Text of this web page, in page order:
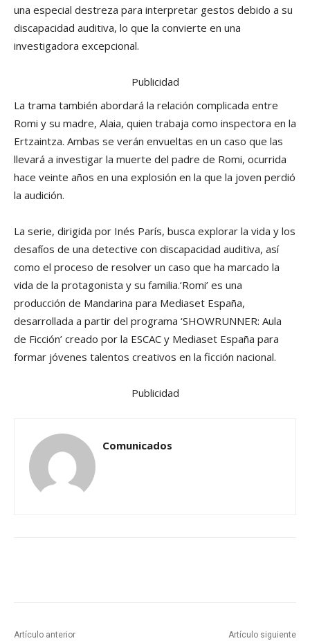
una especial destreza para interpretar gestos debido a su
discapacidad auditiva, lo que la convierte en una
investigadora excepcional.
Publicidad
La trama también abordará la relación complicada entre
Romi y su madre, Alaia, quien trabaja como inspectora en la
Ertzaintza. Ambas se verán envueltas en un caso que las
llevará a investigar la muerte del padre de Romi, ocurrida
hace veinte años en una explosión en la que la joven perdió
la audición.
La serie, dirigida por Inés París, busca explorar la vida y los
desafíos de una detective con discapacidad auditiva, así
como el proceso de resolver un caso que ha marcado la
vida de la protagonista y su familia.‘Romi’ es una
producción de Mandarina para Mediaset España,
desarrollada a partir del programa ‘SHOWRUNNER: Aula
de Ficción’ creado por la ESCAC y Mediaset España para
formar jóvenes talentos creativos en la ficción nacional.
Publicidad
Comunicados
Artículo anterior Artículo siguiente